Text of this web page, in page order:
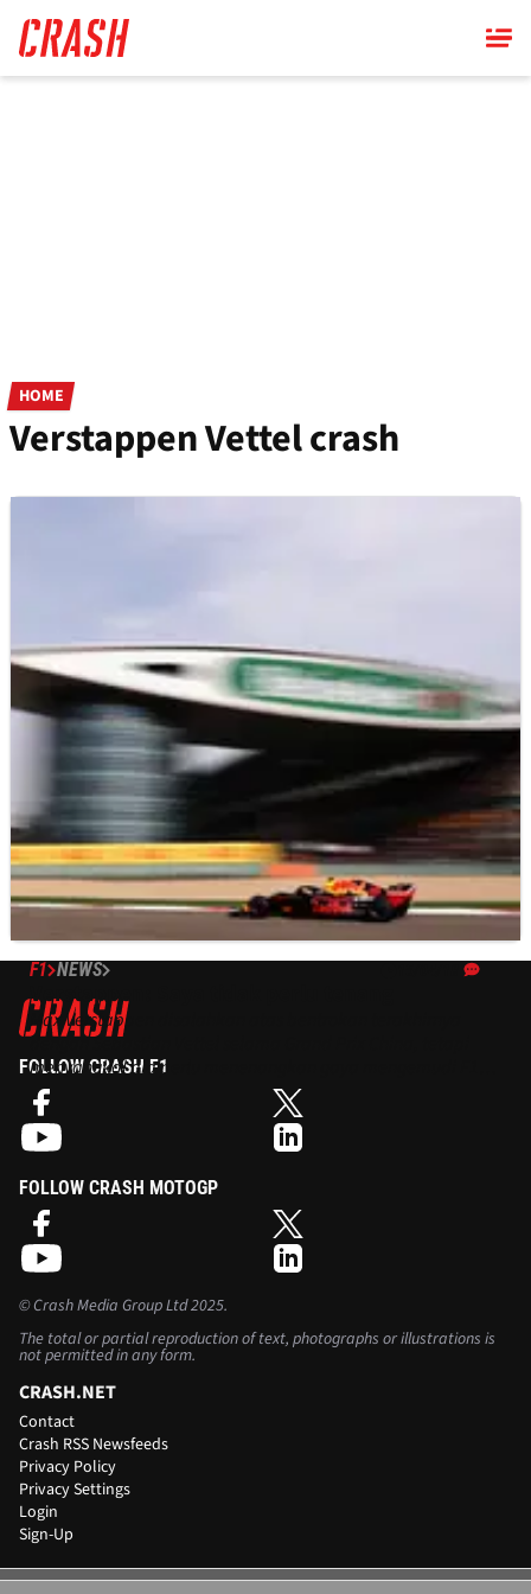
main
content
HOME
Verstappen Vettel crash
F1 NEWS
Verstappen: Saya tidak perlu tenang
Max Verstappen disalahkan atas bentrokan terakhirnya
dengan Sebastian Vettel selama Grand Prix China, tetapi
menyangkal dia perlu menenangkan gaya mengemudi F1-
nya.
FOLLOW CRASH F1
FOLLOW CRASH MOTOGP
©Crash Media Group Ltd2025.
The total or partial reproduction of text, photographs or illustrations is
not permitted in any form.
CRASH.NET
Contact
Crash RSS Newsfeeds
Privacy Policy
Privacy Settings
Login
Sign-Up